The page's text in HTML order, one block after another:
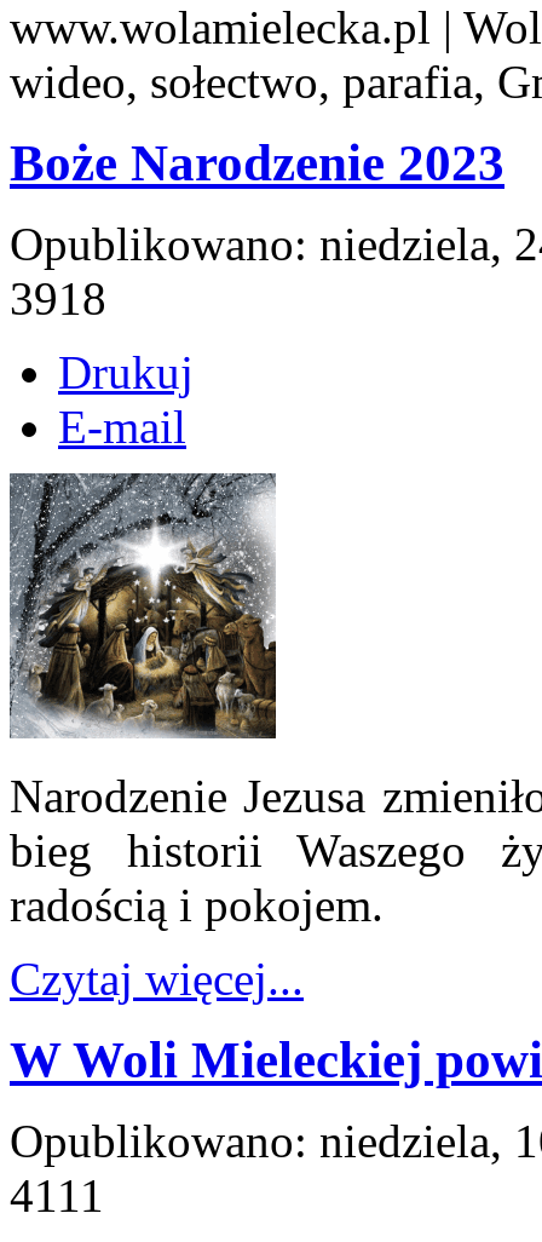
www.wolamielecka.pl |
wideo, sołectwo, parafia,
Boże Narodzenie 2023
Opublikowano: niedziela,
3918
Drukuj
E-mail
Narodzenie Jezusa
bieg historii Waszego
radością i pokojem.
Czytaj więcej...
W Woli Mieleckiej
Opublikowano: niedziela,
4111